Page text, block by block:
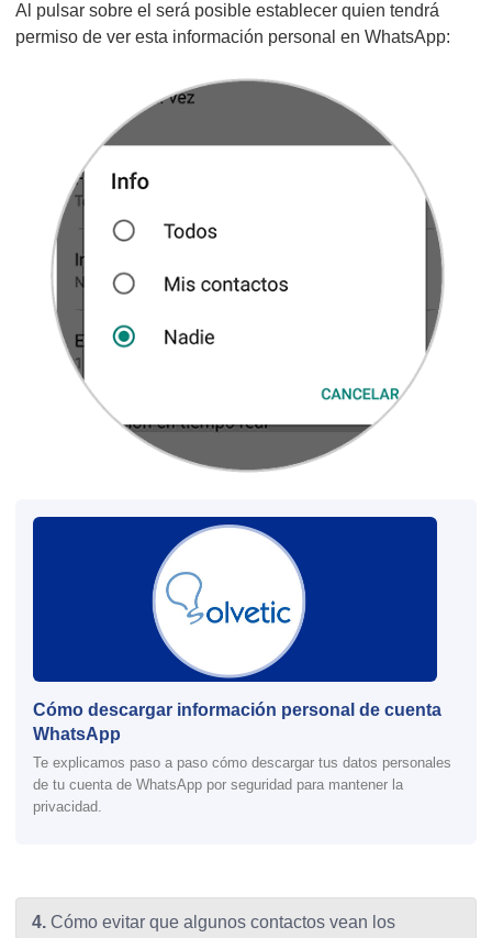
Al pulsar sobre el será posible establecer quien tendrá
permiso de ver esta información personal en WhatsApp:
Cómo descargar información personal de cuenta
WhatsApp
Te explicamos paso a paso cómo descargar tus datos personales
de tu cuenta de WhatsApp por seguridad para mantener la
privacidad.
4. Cómo evitar que algunos contactos vean los